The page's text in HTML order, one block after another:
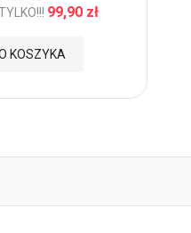
99,90 zł
KOSZYKA